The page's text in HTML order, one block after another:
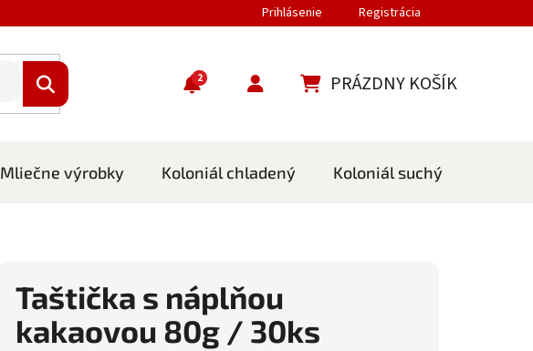
Prihlásenie Registrácia
2 PRÁZDNY KOŠÍK
Mliečne výrobky Koloniál chladený Koloniál suchý
Taštička s náplňou
kakaovou 80g / 30ks